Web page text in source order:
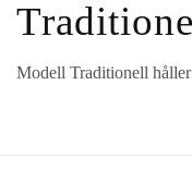
Modell Traditionell